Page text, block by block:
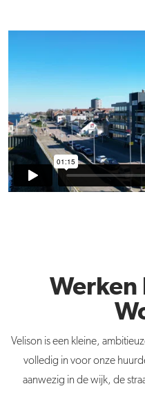
Werken
Velison is een kleine,
volledig in voor onze
aanwezig in de wijk, de